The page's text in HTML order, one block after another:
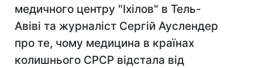
медичного центру "Іхілов" в Тель-
Авіві та журналіст Сергій Ауслендер
про те, чому медицина в країнах
колишнього СРСР відстала від